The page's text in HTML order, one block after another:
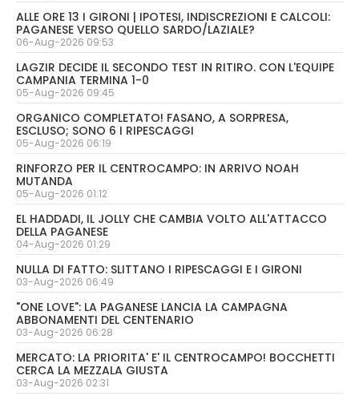
ALLE ORE 13 I GIRONI | IPOTESI, INDISCREZIONI E CALCOLI:
PAGANESE VERSO QUELLO SARDO/LAZIALE?
06-Aug-2026 09:53
LAGZIR DECIDE IL SECONDO TEST IN RITIRO. CON L'EQUIPE
CAMPANIA TERMINA 1-0
05-Aug-2026 09:45
ORGANICO COMPLETATO! FASANO, A SORPRESA,
ESCLUSO; SONO 6 I RIPESCAGGI
05-Aug-2026 06:19
RINFORZO PER IL CENTROCAMPO: IN ARRIVO NOAH
MUTANDA
05-Aug-2026 01:12
EL HADDADI, IL JOLLY CHE CAMBIA VOLTO ALL'ATTACCO
DELLA PAGANESE
04-Aug-2026 01:29
NULLA DI FATTO: SLITTANO I RIPESCAGGI E I GIRONI
03-Aug-2026 06:49
"ONE LOVE": LA PAGANESE LANCIA LA CAMPAGNA
ABBONAMENTI DEL CENTENARIO
03-Aug-2026 06:28
MERCATO: LA PRIORITA' E' IL CENTROCAMPO! BOCCHETTI
CERCA LA MEZZALA GIUSTA
03-Aug-2026 02:31